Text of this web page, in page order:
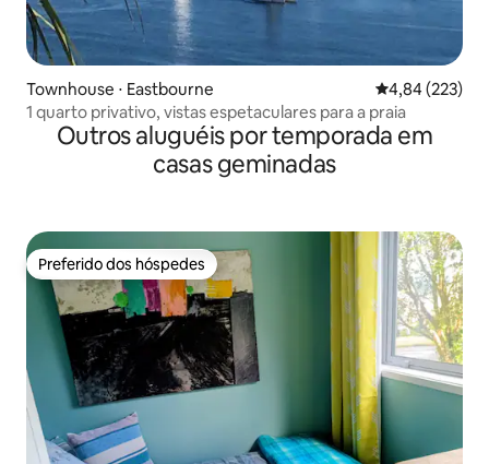
Townhouse ⋅ Eastbourne 4,84 de uma
4,84 (223)
1 quarto privativo, vistas espetaculares para a praia
Outros aluguéis por temporada em
casas geminadas
Preferido dos hóspedes
Preferido dos hóspedes